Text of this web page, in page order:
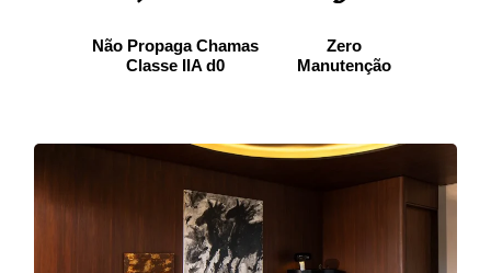
Não Propaga Chamas
Classe IIA d0
Zero
Manutenção